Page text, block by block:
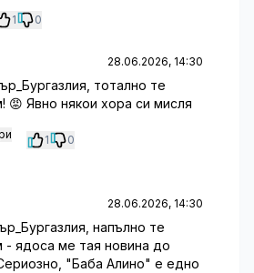
1 0
28.06.2026, 14:30
тотално те
😡 Явно някои хора си мисля
1 0
28.06.2026, 14:30
напълно те
- ядоса ме тая новина до
"Баба Алино" е едно